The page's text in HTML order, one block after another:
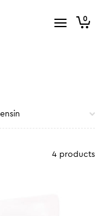
0
4 products